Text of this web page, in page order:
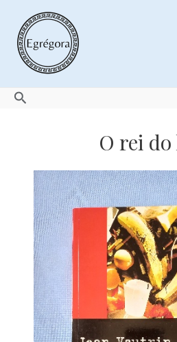
content
Search
O rei